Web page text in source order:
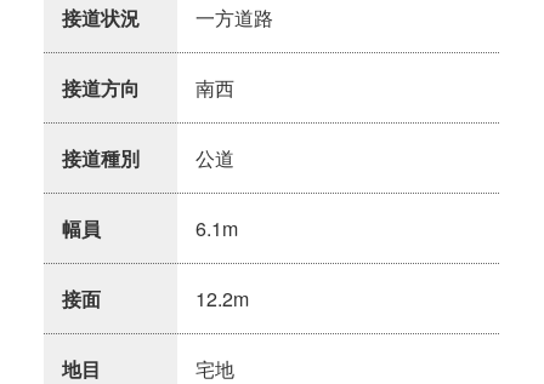
接道状況 一方道路
接道方向 南西
接道種別 公道
幅員 6.1m
接面 12.2m
地目 宅地